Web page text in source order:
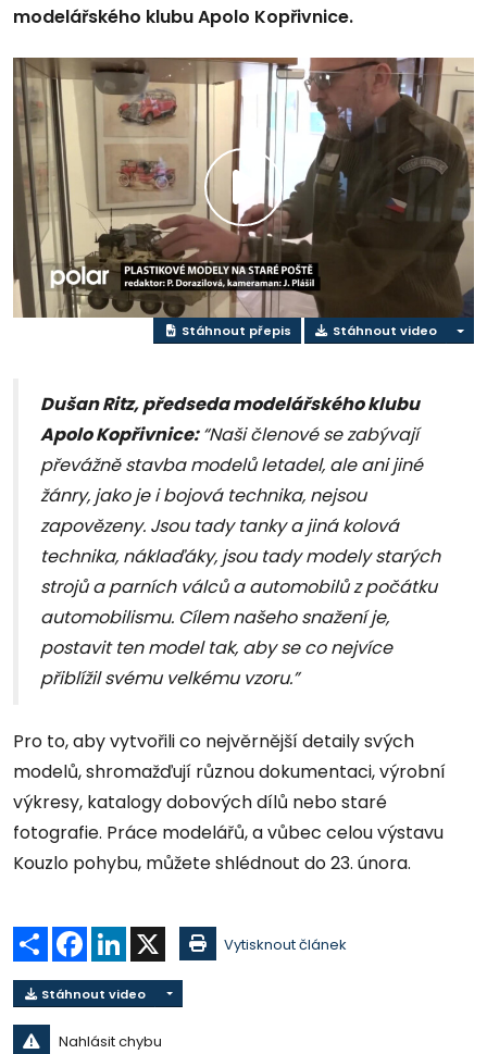
modelářského klubu Apolo Kopřivnice.
Přehrát
video
Stáhnout přepis Stáhnout video
Dušan Ritz, předseda modelářského klubu
Apolo Kopřivnice:“Naši členové se zabývají
převážně stavba modelů letadel, ale ani jiné
žánry, jako je i bojová technika, nejsou
zapovězeny. Jsou tady tanky a jiná kolová
technika, náklaďáky, jsou tady modely starých
strojů a parních válců a automobilů z počátku
automobilismu. Cílem našeho snažení je,
postavit ten model tak, aby se co nejvíce
přiblížil svému velkému vzoru.”
Pro to, aby vytvořili co nejvěrnější detaily svých
modelů, shromažďují různou dokumentaci, výrobní
výkresy, katalogy dobových dílů nebo staré
fotografie. Práce modelářů, a vůbec celou výstavu
Kouzlo pohybu, můžete shlédnout do 23. února.
Sdílet Facebook
LinkedIn Vytisknout článek
Stáhnout video
Nahlásit chybu